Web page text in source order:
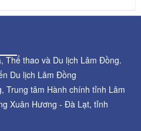
Thể thao và Du lịch Lâm Đồng.
Du lịch Lâm Đồng
Trung tâm Hành chính tỉnh Lâm
Xuân Hương - Đà Lạt, tỉnh